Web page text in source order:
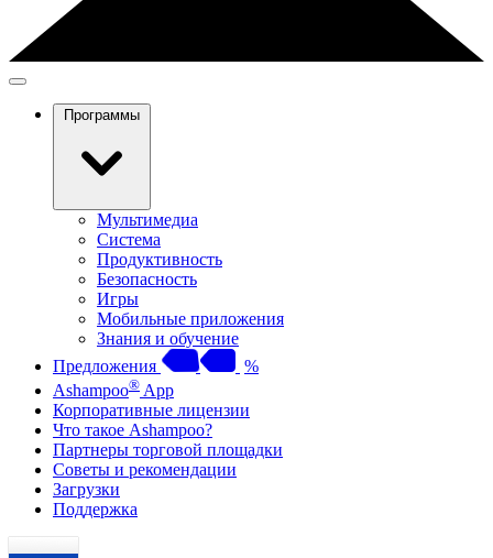
Программы
Мультимедиа
Система
Продуктивность
Безопасность
Игры
Мобильные приложения
Знания и обучение
Предложения
%
Ashampoo® App
Корпоративные лицензии
Что такое Ashampoo?
Партнеры торговой площадки
Советы и рекомендации
Загрузки
Поддержка